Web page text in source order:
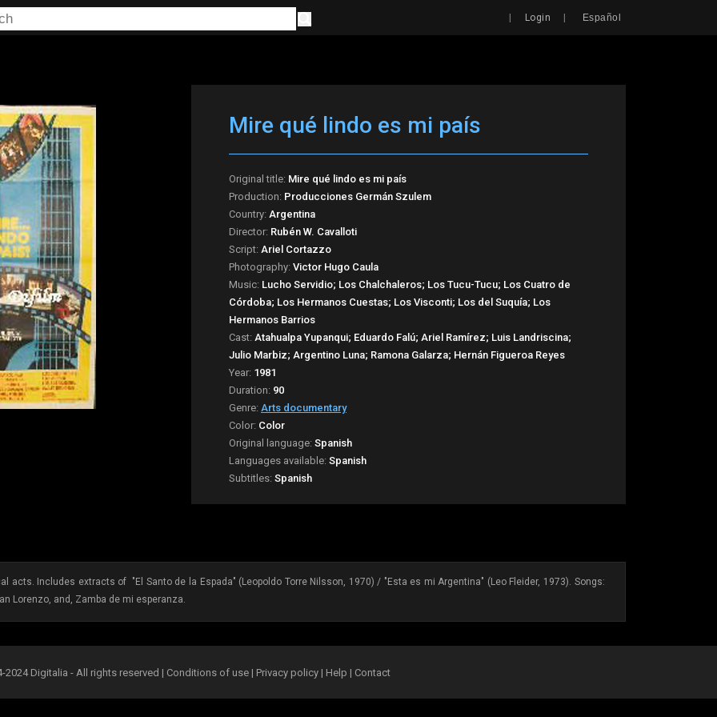
| Login | Español
Mire qué lindo es mi país
Original title: Mire qué lindo es mi país
Production: Producciones Germán Szulem
Country: Argentina
Director: Rubén W. Cavalloti
Script: Ariel Cortazzo
Photography: Victor Hugo Caula
Music: Lucho Servidio; Los Chalchaleros; Los Tucu-Tucu; Los Cuatro de
Córdoba; Los Hermanos Cuestas; Los Visconti; Los del Suquía; Los
Hermanos Barrios
Cast: Atahualpa Yupanqui; Eduardo Falú; Ariel Ramírez; Luis Landriscina;
Julio Marbiz; Argentino Luna; Ramona Galarza; Hernán Figueroa Reyes
Year: 1981
Duration: 90
Genre: Arts documentary
Color: Color
Original language: Spanish
Languages available: Spanish
Subtitles: Spanish
acts. Includes extracts of "El Santo de la Espada" (Leopoldo Torre Nilsson, 1970) / "Esta es mi Argentina" (Leo Fleider, 1973). Songs:
Lorenzo, and, Zamba de mi esperanza.
2024 Digitalia - All rights reserved | Conditions of use | Privacy policy| Help | Contact